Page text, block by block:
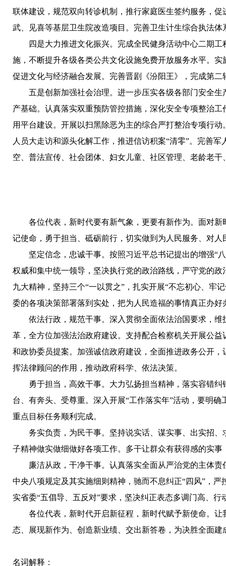
联体建设，规范双向转诊机制，推行家庭医生签约服务，
武、见喜等基层卫生院改造项目。完善卫生计生综合执法
四是大力推进文化振兴。 完成全民健身活动中心二期
施，不断提升各级各类公共文化设施免费开放服务水平。
促进文化与经济融合发展。完善晋剧《汾阳王》，完成第
五是创新加强社会治理。 进一步压实各级各部门安全
产基础。认真落实双重预防管控措施，深化安全专项整治
用平台建设。开展以扫黑除恶为主的综合严打整治专项行
人员大走访和源头化解工作，推进信访积案“清零”。完善
空、普法宣传、社会团体、妇女儿童、社区管理、老龄老
各位代表，新时代要有新气象，更要有新作为。面对
记使命，勇于担当、砥砺前行，切实做到为人民服务、对
坚定信念，忠诚干事。 按照习近平总书记提出的增强“
权威和集中统一领导，坚决执行党的政治路线，严守党的
九大精神，坚持三个“一以贯之”，扎实开展“不忘初心、牢
委的各项决策部署落到实处，把为人民造福的事情真正办好
依法行政，规范干事。 深入贯彻全面依法治国要求，
革，全方位加强法治政府建设。支持配合检察机关开展公
和政协委员提案。加强诚信政府建设，全面推进政务公开
挥法律顾问的作用，推动政府科学、依法决策。
勇于担当，高效干事。 大力弘扬担当精神，落实容错
台、有奔头、受尊重。深入开展“工作落实年”活动，要明
重点目标任务顺利完成。
务实负责，为民干事。 坚持说实话、谋实事、出实招
子精神做实做细做好各项工作。多干让群众有获得感的实
廉洁从政，干净干事。 认真落实全面从严治党的主体
中央八项规定及其实施细则精神，驰而不息纠正“四风”，
实省委“五倡导、五反对”要求，坚决纠正表态多调门高、
各位代表，新时代开启新征程，新时代赋予新使命。
态、展现新作为、创造新业绩、交出新答卷，为决胜全面
名词解释：